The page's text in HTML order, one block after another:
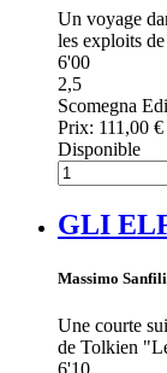
Un voyage
les exploits
6'00
2,5
Scomegna
Prix: 111,00 €
Disponible
GLI
Massimo
Une courte
de Tolkien
6'10